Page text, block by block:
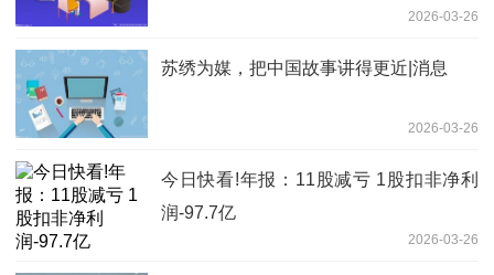
2026-03-26
苏绣为媒，把中国故事讲得更近|消息
2026-03-26
今日快看!年报：11股减亏 1股扣非净利
润-97.7亿
2026-03-26